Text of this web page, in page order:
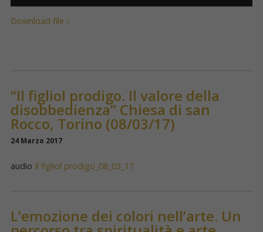
Download file ↓
”Il figliol prodigo. Il valore della
disobbedienza” Chiesa di san
Rocco, Torino (08/03/17)
24 Marzo 2017
audio Il figliol prodigo_08_03_17
L’emozione dei colori nell’arte. Un